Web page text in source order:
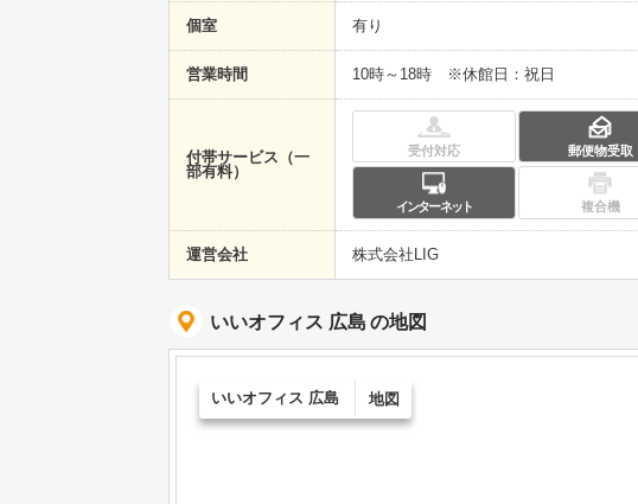
個室 有り
営業時間 10時～18時 ※休館日：祝日
付帯サービス（一
部有料）
受付対応 郵便物受取
インターネット 複合機
運営会社 株式会社LIG
いいオフィス 広島 の地図
いいオフィス 広島 地図